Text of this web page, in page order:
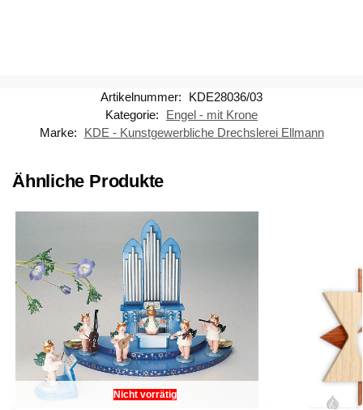
Artikelnummer:
KDE28036/03
Kategorie:
Engel - mit Krone
Marke:
KDE - Kunstgewerbliche Drechslerei Ellmann
Ähnliche Produkte
Nicht vorrätig